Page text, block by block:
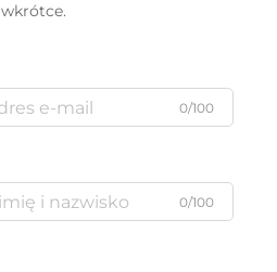
wkrótce.
0/100
0/100